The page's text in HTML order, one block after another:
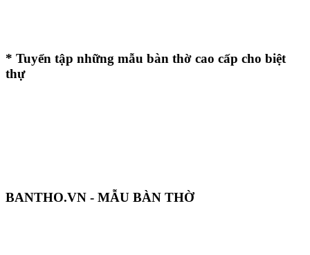
* Tuyển tập những mẫu bàn thờ cao cấp cho biệt
thự
BANTHO.VN - MẪU BÀN THỜ